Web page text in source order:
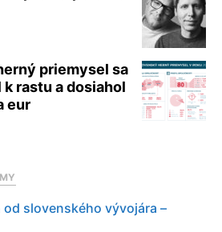
priemysel sa
rastu a dosiahol
eur
slovenského vývojára –